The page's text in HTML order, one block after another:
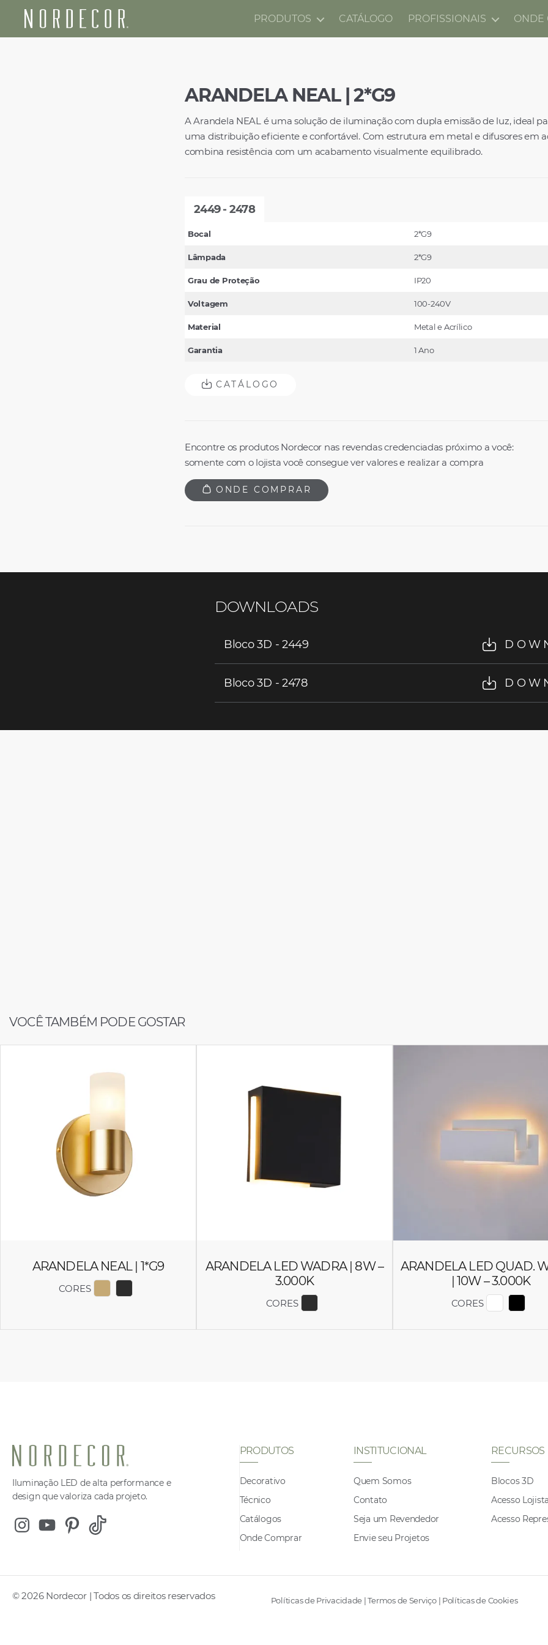
Nordecor
PRODUTOS CATÁLOGO PROFISSIONAIS ONDE
ARANDELA NEAL | 2*G9
A Arandela NEAL é uma solução de iluminação com dupla emissão de luz, ideal
uma distribuição eficiente e confortável. Com estrutura em metal e difusores em
combina resistência com um acabamento visualmente equilibrado.
2449 - 2478
Bocal 2*G9
Lâmpada 2*G9
Grau de Proteção IP20
Voltagem 100-240V
Material Metal e Acrílico
Garantia 1 Ano
CATÁLOGO
Encontre os produtos Nordecor nas revendas credenciadas próximo a você:
somente com o lojista você consegue ver valores e realizar a compra
ONDE COMPRAR
DOWNLOADS
Bloco 3D - 2449
Bloco 3D - 2478
VOCÊ TAMBÉM PODE GOSTAR
ARANDELA NEAL | 1*G9
CORES EXIBIR COR 2448
EXIBIR COR 2477
ARANDELA LED WADRA | 8W –
3.000K
CORES EXIBIR COR 2450
ARANDELA LED QUAD.
| 10W – 3.000K
CORES EXIBIR
Iluminação LED de alta performance e
design que valoriza cada projeto.
InstagramYoutubePinterest
Tiktok
PRODUTOS
Decorativo
Técnico
Catálogos
Onde Comprar
INSTITUCIONAL
Quem Somos
Contato
Seja um Revendedor
Envie seu Projetos
RECURSOS
Blocos 3D
Acesso Lojista
Acesso
© 2026 Nordecor | Todos os direitos reservados Políticas de Privacidade |Termos de Serviço| Políticas de Cookies